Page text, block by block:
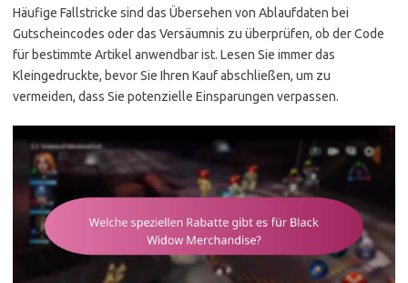
Häufige Fallstricke sind das Übersehen von Ablaufdaten bei
Gutscheincodes oder das Versäumnis zu überprüfen, ob der Code
für bestimmte Artikel anwendbar ist. Lesen Sie immer das
Kleingedruckte, bevor Sie Ihren Kauf abschließen, um zu
vermeiden, dass Sie potenzielle Einsparungen verpassen.